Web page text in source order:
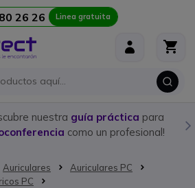
26 26 Linea gratuita
nuestraguía prácticapara
como un profesional!
Auriculares
Auriculares PC
PC